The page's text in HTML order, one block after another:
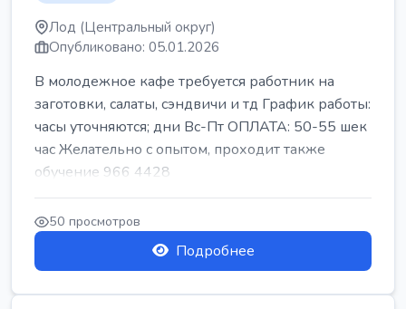
Лод (Центральный округ)
Опубликовано: 05.01.2026
В молодежное кафе требуется работник на
заготовки, салаты, сэндвичи и тд График работы:
часы уточняются; дни Вс-Пт ОПЛАТА: 50-55 шек
час Желательно с опытом, проходит также
обучение 966 4428
50 просмотров
Подробнее